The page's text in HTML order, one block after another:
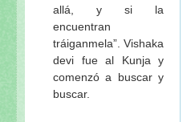
allá, y si la
encuentran
tráiganmela”. Vishaka
devi fue al Kunja y
comenzó a buscar y
buscar.